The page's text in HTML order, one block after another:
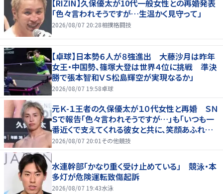
【RIZIN】久保優太が10代一般女性との再婚発表
「色々言われそうですが…生温かく見守って」
2026/08/07 20:28相撲格闘技
【卓球】日本勢６人が８強進出 大藤沙月は昨年
女王・中国勢、篠塚大登は世界４位に挑戦 準決
勝で張本智和ＶＳ松島輝空が実現なるか」
2026/08/07 19:58卓球
元Ｋ-１王者の久保優太が１０代女性と再婚 ＳＮ
Ｓで報告「色々言われそうですが…」も「いつも一
番近くで支えてくれる彼女と共に、笑顔あふれる
家庭を築いていきたい」
2026/08/07 20:01 その他競技
水連幹部「かなり重く受け止めている」 競泳・本
多灯が危険運転致傷起訴
2026/08/07 19:43水泳